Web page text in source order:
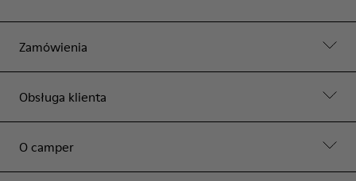
Zamówienia
Obsługa klienta
O camper